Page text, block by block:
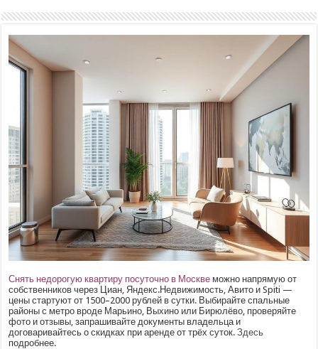
Снять недорогую квартиру посуточно в Москве можно напрямую от
собственников через Циан, Яндекс.Недвижимость, Авито и Spiti —
цены стартуют от 1500–2000 рублей в сутки. Выбирайте спальные
районы с метро вроде Марьино, Выхино или Бирюлёво, проверяйте
фото и отзывы, запрашивайте документы владельца и
договаривайтесь о скидках при аренде от трёх суток.Здесь
подробнее.